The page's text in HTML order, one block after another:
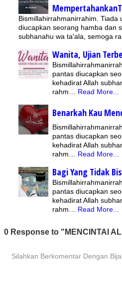
Bismillahirrahmanirrahim. Tiada
diucapkan seorang hamba dan
subhanahu wa ta'ala, semoga
Wanita, Ujian
pantas diucapkan
kehadirat Allah
rahm… Read More...
pantas diucapkan
kehadirat Allah
rahm… Read More...
Bagi Yang Tidak
pantas diucapkan
kehadirat Allah
rahm… Read More...
0 Response to "MENCINTAI
Silahkan Berkomentar Dengan